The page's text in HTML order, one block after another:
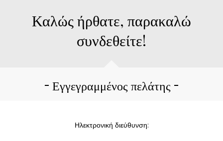
Καλώς ήρθατε, παρακαλώ
συνδεθείτε!
Εγγεγραμμένος πελάτης
Ηλεκτρονική διεύθυνση: